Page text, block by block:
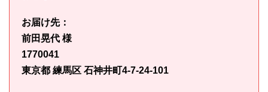
お届け先：
前田晃代 様
1770041
東京都 練馬区 石神井町4-7-24-101